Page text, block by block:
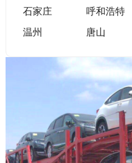
石家庄
呼和浩特
温州
唐山